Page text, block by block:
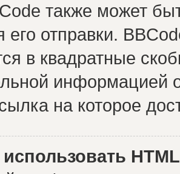
также может
отправки.
в квадратные
информацией
на которое